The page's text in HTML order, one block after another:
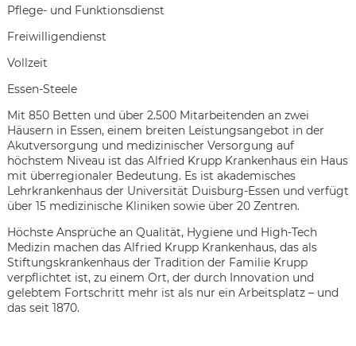
Pflege- und Funktionsdienst
Freiwilligendienst
Vollzeit
Essen-Steele
Mit 850 Betten und über 2.500 Mitarbeitenden an zwei
Häusern in Essen, einem breiten Leistungsangebot in der
Akutversorgung und medizinischer Versorgung auf
höchstem Niveau ist das Alfried Krupp Krankenhaus ein Haus
mit überregionaler Bedeutung. Es ist akademisches
Lehrkrankenhaus der Universität Duisburg-Essen und verfügt
über 15 medizinische Kliniken sowie über 20 Zentren.
Höchste Ansprüche an Qualität, Hygiene und High-Tech
Medizin machen das Alfried Krupp Krankenhaus, das als
Stiftungskrankenhaus der Tradition der Familie Krupp
verpflichtet ist, zu einem Ort, der durch Innovation und
gelebtem Fortschritt mehr ist als nur ein Arbeitsplatz – und
das seit 1870.
Karte anzeigen